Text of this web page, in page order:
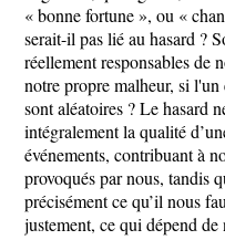
« bonne fortune », ou «
serait-il pas lié au hasard ?
réellement responsables de
notre propre malheur, si l'un
sont aléatoires ? Le hasard
intégralement la qualité
événements, contribuant à
provoqués par nous, tandis
précisément ce qu’il nous
justement, ce qui dépend